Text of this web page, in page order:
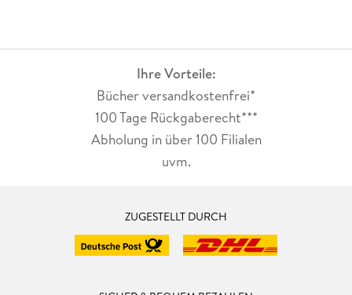
Ihre Vorteile:
Bücher versandkostenfrei*
100 Tage Rückgaberecht***
Abholung in über 100 Filialen
uvm.
ZUGESTELLT DURCH